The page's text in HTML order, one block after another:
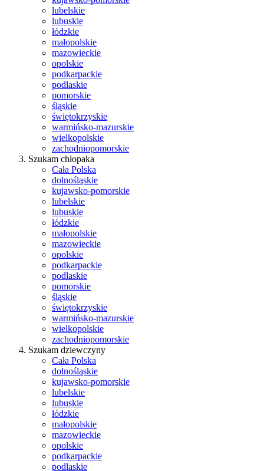
lubelskie
lubuskie
łódzkie
małopolskie
mazowieckie
opolskie
podkarpackie
podlaskie
pomorskie
śląskie
świętokrzyskie
warmińsko-mazurskie
wielkopolskie
zachodniopomorskie
Szukam chłopaka
Cała Polska
dolnośląskie
kujawsko-pomorskie
lubelskie
lubuskie
łódzkie
małopolskie
mazowieckie
opolskie
podkarpackie
podlaskie
pomorskie
śląskie
świętokrzyskie
warmińsko-mazurskie
wielkopolskie
zachodniopomorskie
Szukam dziewczyny
Cała Polska
dolnośląskie
kujawsko-pomorskie
lubelskie
lubuskie
łódzkie
małopolskie
mazowieckie
opolskie
podkarpackie
podlaskie